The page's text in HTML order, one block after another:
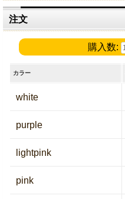
注文
購入数:
カラー
white
purple
lightpink
pink